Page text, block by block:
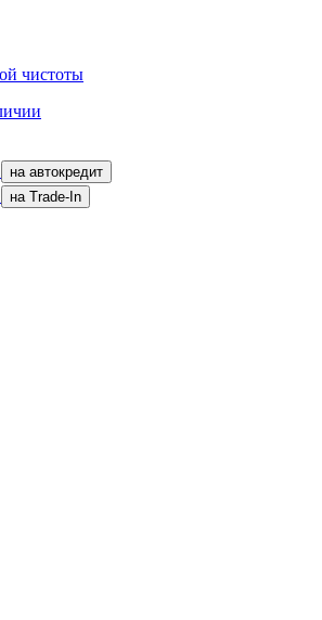
чистоты
на автокредит
на Trade-In